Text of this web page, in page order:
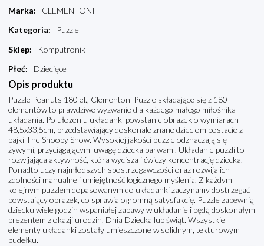
Marka:
CLEMENTONI
Kategoria:
Puzzle
Sklep:
Komputronik
Płeć: Dziecięce
Opis produktu
Puzzle Peanuts 180 el., Clementoni Puzzle składające się z 180
elementów to prawdziwe wyzwanie dla każdego małego miłośnika
układania. Po ułożeniu układanki powstanie obrazek o wymiarach
48,5x33,5cm, przedstawiający doskonale znane dzieciom postacie z
bajki The Snoopy Show. Wysokiej jakości puzzle odznaczają się
żywymi, przyciągającymi uwagę dziecka barwami. Układanie puzzli to
rozwijająca aktywność, która wycisza i ćwiczy koncentrację dziecka.
Ponadto uczy najmłodszych spostrzegawczości oraz rozwija ich
zdolności manualne i umiejętność logicznego myślenia. Z każdym
kolejnym puzzlem dopasowanym do układanki zaczynamy dostrzegać
powstający obrazek, co sprawia ogromną satysfakcję. Puzzle zapewnią
dziecku wiele godzin wspaniałej zabawy w układanie i będą doskonałym
prezentem z okazji urodzin, Dnia Dziecka lub świąt. Wszystkie
elementy układanki zostały umieszczone w solidnym, tekturowym
pudełku.